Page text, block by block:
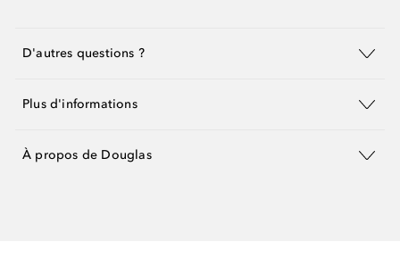
D'autres questions ?
Plus d'informations
À propos de Douglas